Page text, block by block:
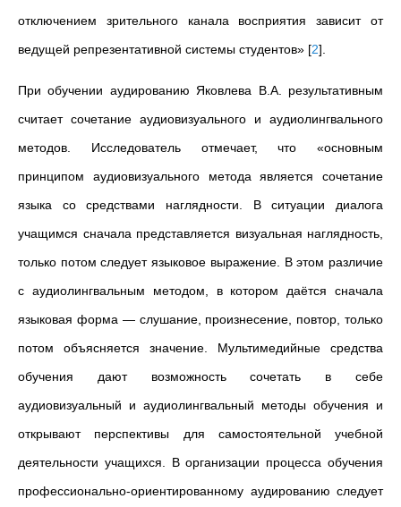
отключением зрительного канала восприятия зависит от
ведущей репрезентативной системы студентов» [2]
При обучении аудированию Яковлева В.А. результативным
считает сочетание аудиовизуального и аудиолингвального
методов. Исследователь отмечает, что «основным
принципом аудиовизуального метода является сочетание
языка со средствами наглядности.
В ситуации диалога
учащимся сначала представляется визуальная наглядность,
только потом следует языковое выражение. В этом различие
с аудиолингвальным методом, в котором даётся сначала
языковая форма — слушание, произнесение, повтор, только
потом объясняется значение. Мультимедийные средства
обучения дают возможность сочетать в себе
аудиовизуальный и аудиолингвальный методы обучения и
открывают перспективы для самостоятельной учебной
деятельности учащихся. В организации процесса обучения
профессионально-ориентированному аудированию следует